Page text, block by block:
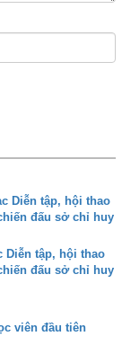
Diễn tập, hội thao
đấu sở chỉ huy
Diễn tập, hội thao
đấu sở chỉ huy
viên đầu tiên